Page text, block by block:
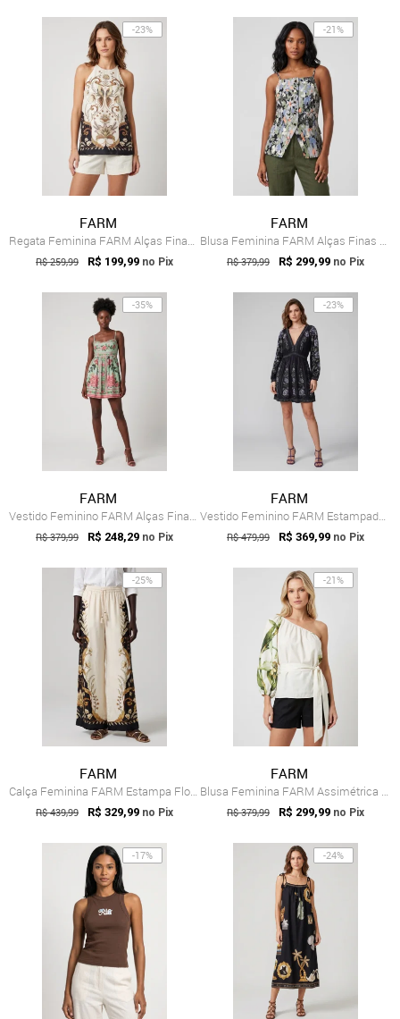
-23%
FARM
Regata Feminina FARM Alças Finas Estampa...
R$ 259,99 R$ 199,99 no Pix
-21%
FARM
Blusa Feminina FARM Alças Finas Estampa ...
R$ 379,99 R$ 299,99 no Pix
-35%
FARM
Vestido Feminino FARM Alças Finas Estampa Verde
R$ 379,99 R$ 248,29 no Pix
-23%
FARM
Vestido Feminino FARM Estampado Manga Longa Preto
R$ 479,99 R$ 369,99 no Pix
-25%
FARM
Calça Feminina FARM Estampa Floral Off-White
R$ 439,99 R$ 329,99 no Pix
-21%
FARM
Blusa Feminina FARM Assimétrica Estampad...
R$ 379,99 R$ 299,99 no Pix
-17% -24%